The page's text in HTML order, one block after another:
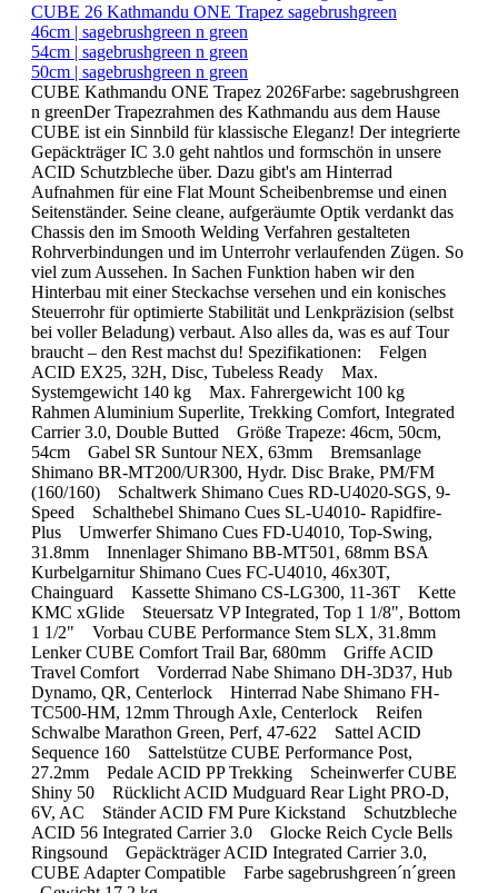
CUBE 26 Kathmandu ONE Trapez sagebrushgreen
46cm | sagebrushgreen n green
54cm | sagebrushgreen n green
50cm | sagebrushgreen n green
CUBE Kathmandu ONE Trapez 2026Farbe: sagebrushgreen
n greenDer Trapezrahmen des Kathmandu aus dem Hause
CUBE ist ein Sinnbild für klassische Eleganz! Der integrierte
Gepäckträger IC 3.0 geht nahtlos und formschön in unsere
ACID Schutzbleche über. Dazu gibt's am Hinterrad
Aufnahmen für eine Flat Mount Scheibenbremse und einen
Seitenständer. Seine cleane, aufgeräumte Optik verdankt das
Chassis den im Smooth Welding Verfahren gestalteten
Rohrverbindungen und im Unterrohr verlaufenden Zügen. So
viel zum Aussehen. In Sachen Funktion haben wir den
Hinterbau mit einer Steckachse versehen und ein konisches
Steuerrohr für optimierte Stabilität und Lenkpräzision (selbst
bei voller Beladung) verbaut. Also alles da, was es auf Tour
braucht – den Rest machst du! Spezifikationen: Felgen
ACID EX25, 32H, Disc, Tubeless Ready Max.
Systemgewicht 140 kg Max. Fahrergewicht 100 kg
Rahmen Aluminium Superlite, Trekking Comfort, Integrated
Carrier 3.0, Double Butted Größe Trapeze: 46cm, 50cm,
54cm Gabel SR Suntour NEX, 63mm Bremsanlage
Shimano BR-MT200/UR300, Hydr. Disc Brake, PM/FM
(160/160) Schaltwerk Shimano Cues RD-U4020-SGS, 9-
Speed Schalthebel Shimano Cues SL-U4010- Rapidfire-
Plus Umwerfer Shimano Cues FD-U4010, Top-Swing,
31.8mm Innenlager Shimano BB-MT501, 68mm BSA
Kurbelgarnitur Shimano Cues FC-U4010, 46x30T,
Chainguard Kassette Shimano CS-LG300, 11-36T Kette
KMC xGlide Steuersatz VP Integrated, Top 1 1/8", Bottom
1 1/2" Vorbau CUBE Performance Stem SLX, 31.8mm
Lenker CUBE Comfort Trail Bar, 680mm Griffe ACID
Travel Comfort Vorderrad Nabe Shimano DH-3D37, Hub
Dynamo, QR, Centerlock Hinterrad Nabe Shimano FH-
TC500-HM, 12mm Through Axle, Centerlock Reifen
Schwalbe Marathon Green, Perf, 47-622 Sattel ACID
Sequence 160 Sattelstütze CUBE Performance Post,
27.2mm Pedale ACID PP Trekking Scheinwerfer CUBE
Shiny 50 Rücklicht ACID Mudguard Rear Light PRO-D,
6V, AC Ständer ACID FM Pure Kickstand Schutzbleche
ACID 56 Integrated Carrier 3.0 Glocke Reich Cycle Bells
Ringsound Gepäckträger ACID Integrated Carrier 3.0,
CUBE Adapter Compatible Farbe sagebrushgreen´n´green